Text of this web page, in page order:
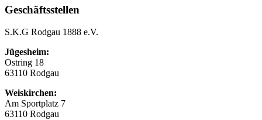
Geschäftsstellen
S.K.G Rodgau 1888 e.V.
Jügesheim:
Ostring 18
63110 Rodgau
Weiskirchen:
Am Sportplatz 7
63110 Rodgau